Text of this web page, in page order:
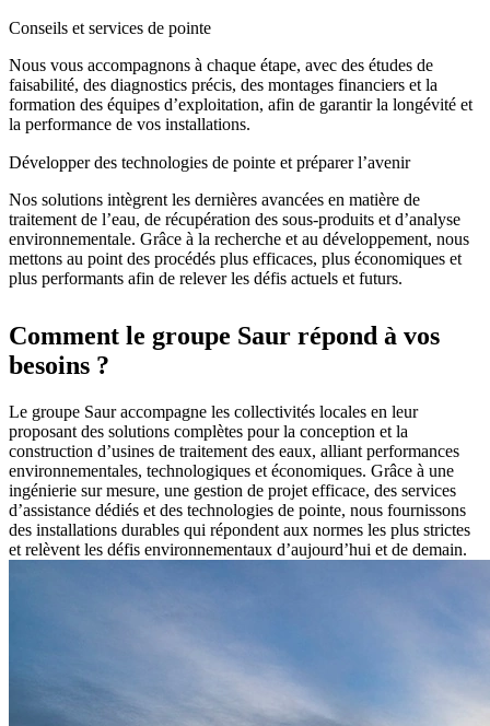
Conseils et services de pointe
Nous vous accompagnons à chaque étape, avec des études de
faisabilité, des diagnostics précis, des montages financiers et la
formation des équipes d’exploitation, afin de garantir la longévité et
la performance de vos installations.
Développer des technologies de pointe et préparer l’avenir
Nos solutions intègrent les dernières avancées en matière de
traitement de l’eau, de récupération des sous-produits et d’analyse
environnementale. Grâce à la recherche et au développement, nous
mettons au point des procédés plus efficaces, plus économiques et
plus performants afin de relever les défis actuels et futurs.
Comment le groupe Saur répond à vos
besoins ?
Le groupe Saur accompagne les collectivités locales en leur
proposant des solutions complètes pour la conception et la
construction d’usines de traitement des eaux, alliant performances
environnementales, technologiques et économiques. Grâce à une
ingénierie sur mesure, une gestion de projet efficace, des services
d’assistance dédiés et des technologies de pointe, nous fournissons
des installations durables qui répondent aux normes les plus strictes
et relèvent les défis environnementaux d’aujourd’hui et de demain.